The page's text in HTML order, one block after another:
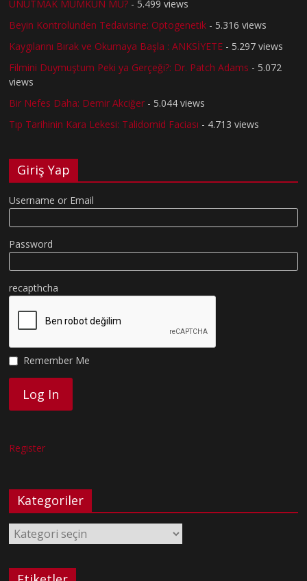
UNUTMAK MÜMKÜN MÜ? - 5.499 views
Beyin Kontrolünden Tedavisine: Optogenetik - 5.316 views
Kaygılarını Bırak ve Okumaya Başla : ANKSİYETE - 5.297 views
Filmini Duymuştum Peki ya Gerçeği?: Dr. Patch Adams - 5.072
views
Bir Nefes Daha: Demir Akciğer - 5.044 views
Tıp Tarihinin Kara Lekesi: Talidomid Faciası - 4.713 views
Giriş Yap
Username or Email
Password
recapthcha
Remember Me
Register
Kategoriler
Kategoriler